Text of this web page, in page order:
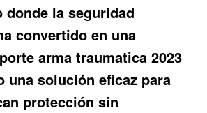
donde la seguridad
convertido en una
porte arma traumatica 2023
una solución eficaz para
protección sin